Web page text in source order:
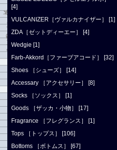
[4]
VULCANIZER［ヴァルカナイザー］ [1]
ZDA［ゼットディーエー］ [4]
Wedgie [1]
Farb-Akkord［ファーブアコード］ [32]
Shoes ［シューズ］ [14]
Accessary ［アクセサリー］ [8]
Socks ［ソックス］ [1]
Goods ［ザッカ・小物］ [17]
Fragrance ［フレグランス］ [1]
Tops ［トップス］ [106]
Bottoms ［ボトムス］ [67]